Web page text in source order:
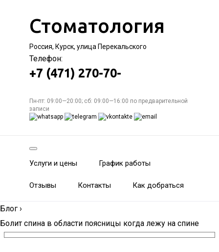
Стоматология
Россия, Курск, улица Перекальского
Телефон:
+7 (471) 270-70-
Пн-пт: 09:00—20:00; сб: 09:00—16:00 по предварительной
записи
Услуги и цены График работы
Отзывы Контакты Как добраться
Блог ›
Болит спина в области поясницы когда лежу на спине